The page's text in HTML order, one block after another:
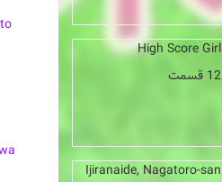
High Score Girl
12 قسمت
Ijiranaide, Nagatoro-san